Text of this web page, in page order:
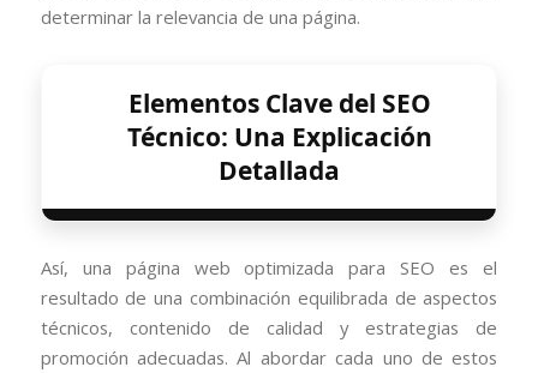
determinar la relevancia de una página.
Elementos Clave del SEO
Técnico: Una Explicación
Detallada
Así, una página web optimizada para SEO es el
resultado de una combinación equilibrada de aspectos
técnicos, contenido de calidad y estrategias de
promoción adecuadas. Al abordar cada uno de estos